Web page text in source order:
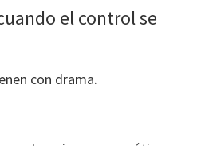
el control se
con drama.